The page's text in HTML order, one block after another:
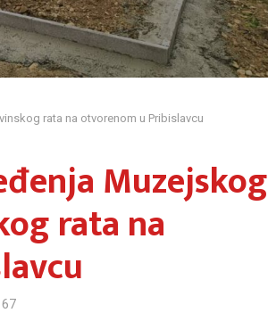
rata na otvorenom u Pribislavcu
Muzejskog
rata na
67